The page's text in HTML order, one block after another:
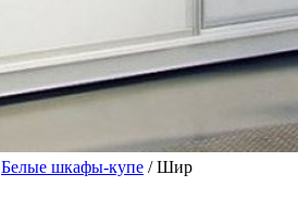
Белые шкафы-купе / Шир